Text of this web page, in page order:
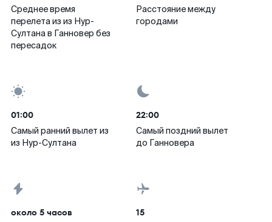
Среднее время
перелета из из Нур-
Султана в Ганновер без
пересадок
Расстояние между
городами
01:00
Самый ранний вылет из
из Нур-Султана
22:00
Самый поздний вылет
до Ганновера
около 5 часов 15